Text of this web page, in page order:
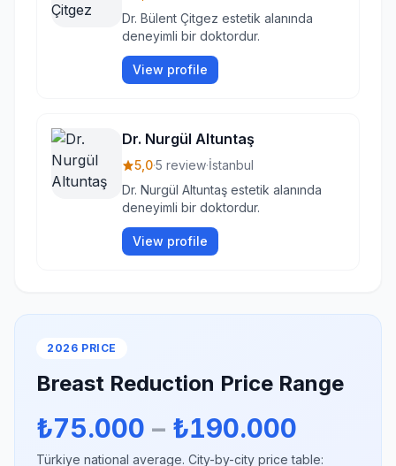
Dr. Bülent Çitgez estetik alanında
deneyimli bir doktordur.
View profile
Dr. Nurgül Altuntaş
5,0·5 review·İstanbul
Dr. Nurgül Altuntaş estetik alanında
deneyimli bir doktordur.
View profile
2026 PRICE
Breast Reduction Price Range
₺75.000 – ₺190.000
Türkiye national average. City-by-city price table: